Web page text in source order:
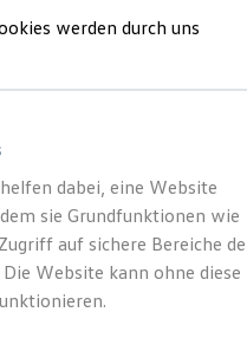
und Gebrauchtwagen
Gebrauchtwagen
Leasing
werden durch uns
dabei, eine Website
sie Grundfunktionen wie
auf sichere Bereiche
Website kann ohne diese